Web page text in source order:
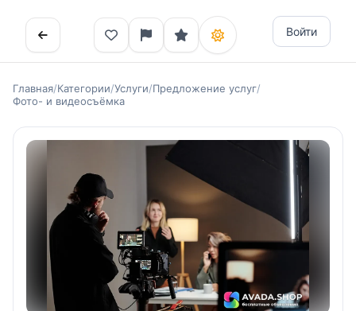
Войти
Главная/Категории/Услуги/Предложение услуг/
Фото- и видеосъёмка